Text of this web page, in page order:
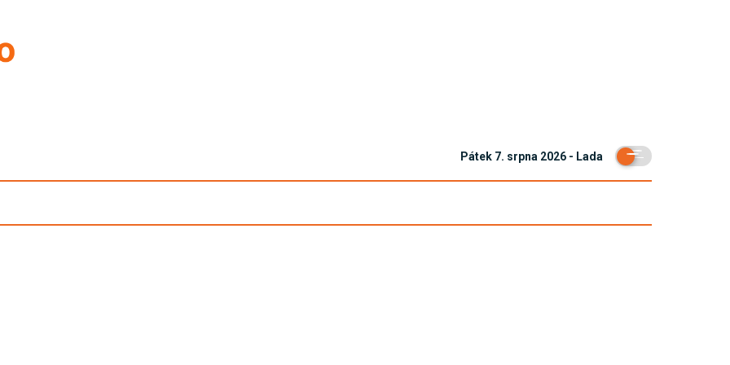
Pátek 7. srpna 2026 - Lada